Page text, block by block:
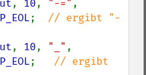
, 10, "-="
; // ergibt "-
, 10, "_"
; // ergibt